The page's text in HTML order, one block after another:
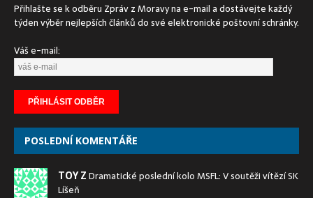
Přihlašte se k odběru Zpráv z Moravy na e-mail a dostávejte každý
týden výběr nejlepších článků do své elektronické poštovní schránky.
Váš e-mail:
POSLEDNÍ KOMENTÁŘE
TOY ZDramatické poslední kolo MSFL: V soutěži vítězí SK
Líšeň